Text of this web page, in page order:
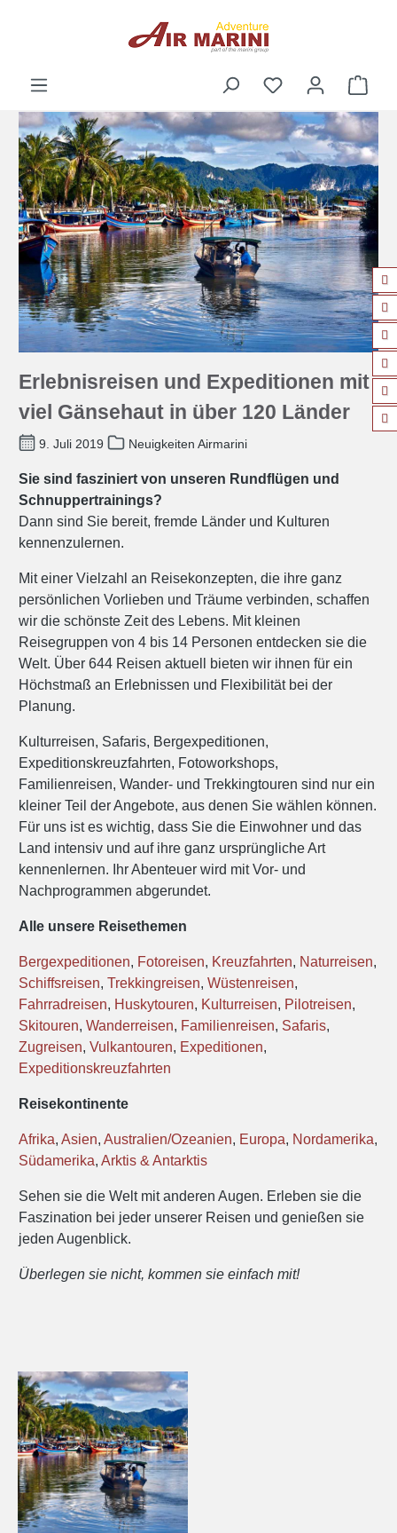
Erlebnisreisen und Expeditionen mit
viel Gänsehaut in über 120 Länder
9. Juli 2019 Neuigkeiten Airmarini
Sie sind fasziniert von unseren Rundflügen und
Schnuppertrainings?
Dann sind Sie bereit, fremde Länder und Kulturen
kennenzulernen.
Mit einer Vielzahl an Reisekonzepten, die ihre ganz
persönlichen Vorlieben und Träume verbinden, schaffen
wir die schönste Zeit des Lebens. Mit kleinen
Reisegruppen von 4 bis 14 Personen entdecken sie die
Welt. Über 644 Reisen aktuell bieten wir ihnen für ein
Höchstmaß an Erlebnissen und Flexibilität bei der
Planung.
Kulturreisen, Safaris, Bergexpeditionen,
Expeditionskreuzfahrten, Fotoworkshops,
Familienreisen, Wander- und Trekkingtouren sind nur ein
kleiner Teil der Angebote, aus denen Sie wählen können.
Für uns ist es wichtig, dass Sie die Einwohner und das
Land intensiv und auf ihre ganz ursprüngliche Art
kennenlernen. Ihr Abenteuer wird mit Vor- und
Nachprogrammen abgerundet.
Alle unsere Reisethemen
Bergexpeditionen, Fotoreisen, Kreuzfahrten, Naturreisen,
Schiffsreisen, Trekkingreisen, Wüstenreisen,
Fahrradreisen, Huskytouren, Kulturreisen, Pilotreisen,
Skitouren, Wanderreisen, Familienreisen, Safaris,
Zugreisen, Vulkantouren, Expeditionen,
Expeditionskreuzfahrten
Reisekontinente
Afrika, Asien, Australien/Ozeanien, Europa, Nordamerika,
Südamerika, Arktis & Antarktis
Sehen sie die Welt mit anderen Augen. Erleben sie die
Faszination bei jeder unserer Reisen und genießen sie
jeden Augenblick.
Überlegen sie nicht, kommen sie einfach mit!